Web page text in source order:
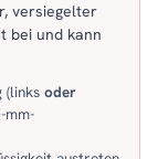
versiegelter
bei und kann
(links oder
mm-